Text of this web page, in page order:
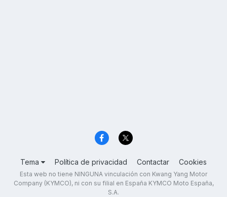
Tema Política de privacidad Contactar Cookies
Esta web no tiene NINGUNA vinculación con Kwang Yang Motor
Company (KYMCO), ni con su filial en España KYMCO Moto España,
S.A.